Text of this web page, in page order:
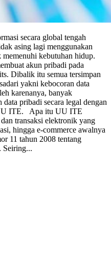
secara global tengah
asing lagi menggunakan
memenuhi kebutuhan hidup.
akun pribadi pada
Dibalik itu semua tersimpan
yakni kebocoran data
karenanya, banyak
data pribadi secara legal dengan
ITE. Apa itu UU ITE
transaksi elektronik yang
hingga e-commerce awalnya
11 tahun 2008 tentang
Seiring...